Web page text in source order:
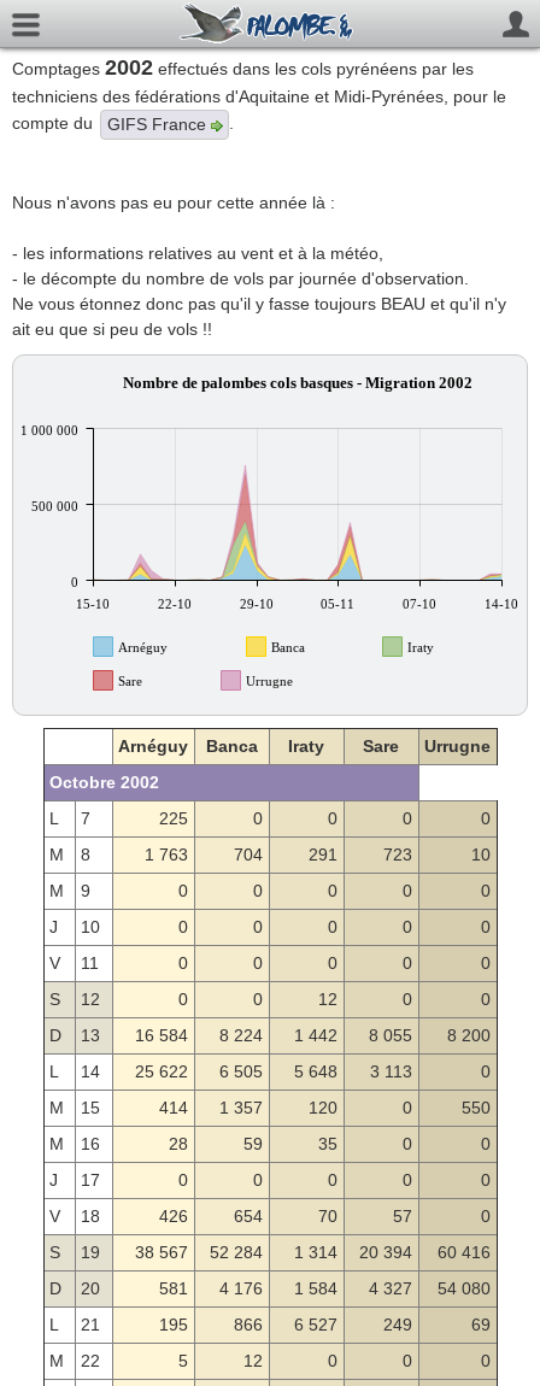
Comptages 2002 effectués dans les cols pyrénéens par les
techniciens des fédérations d'Aquitaine et Midi-Pyrénées, pour le
compte du
GIFS France .
Nous n'avons pas eu pour cette année là :
- les informations relatives au vent et à la météo,
- le décompte du nombre de vols par journée d'observation.
Ne vous étonnez donc pas qu'il y fasse toujours BEAU et qu'il n'y
ait eu que si peu de vols !!
Nombre de palombes cols basques - Migration 2002
15-10 22-10 29-10 05-11 07-10 14-10
0
500 000
1 000 000
Arnéguy Banca Iraty
Sare Urrugne
Arnéguy Banca Iraty Sare
Urrugne
Octobre 2002
L
7 225 0 0 0
0
M
8 1 763 704 291 723
10
M
9 0 0 0 0
0
J
10 0 0 0 0
0
V
11 0 0 0 0
0
S
12 0 0 12 0
0
D
13 16 584 8 224 1 442 8 055
8 200
L
14 25 622 6 505 5 648 3 113
0
M
15 414 1 357 120 0
550
M
16 28 59 35 0
0
J
17 0 0 0 0
0
V
18 426 654 70 57
0
S
19 38 567 52 284 1 314 20 394
60 416
D
20 581 4 176 1 584 4 327
54 080
L
21 195 866 6 527 249
69
M
22 5 12 0 0
0